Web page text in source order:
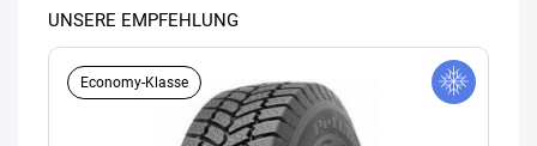
UNSERE EMPFEHLUNG
Economy-Klasse